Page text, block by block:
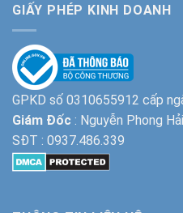
GIẤY PHÉP KINH DOANH
GPKD số 0310655912 cấp
Giám Đốc : Nguyễn Phong Hải
SĐT : 0937.486.339